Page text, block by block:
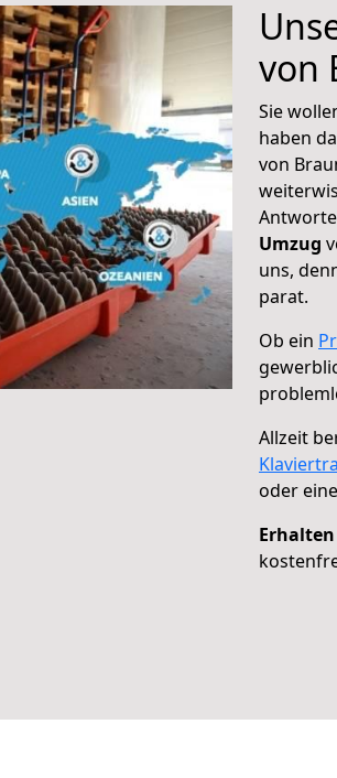
von
Sie
haben
von
Umzug
uns,
parat.
Ob ein
Allzeit
oder